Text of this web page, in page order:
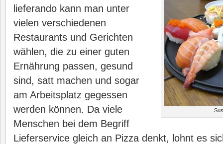
lieferando kann man unter
vielen verschiedenen
Restaurants und Gerichten
wählen, die zu einer guten
Ernährung passen, gesund
sind, satt machen und sogar
am Arbeitsplatz gegessen
werden können. Da viele
Menschen bei dem Begriff
Lieferservice gleich an Pizza denkt, lohnt es